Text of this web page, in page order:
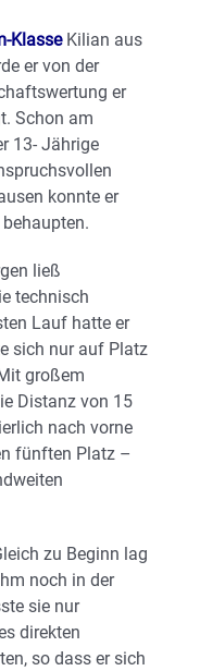
Klasse Kilian aus
er von der
er
Schon am
13- Jährige
konnte er
ließ
technisch
Lauf hatte er
sich nur auf Platz
großem
Distanz von 15
nach vorne
fünften Platz –
zu Beginn lag
noch in der
sie nur
direkten
so dass er sich